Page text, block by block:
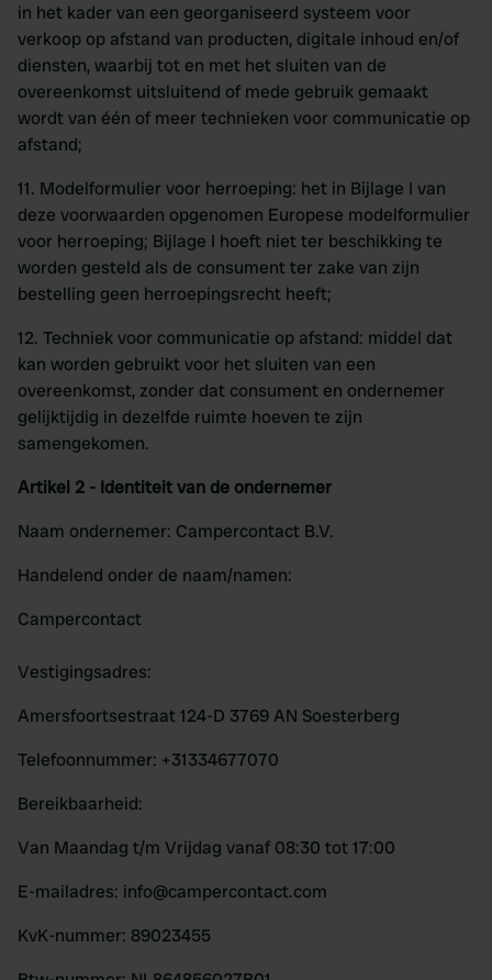
in het kader van een georganiseerd systeem voor
verkoop op afstand van producten, digitale inhoud en/of
diensten, waarbij tot en met het sluiten van de
overeenkomst uitsluitend of mede gebruik gemaakt
wordt van één of meer technieken voor communicatie op
afstand;
11. Modelformulier voor herroeping: het in Bijlage I van
deze voorwaarden opgenomen Europese modelformulier
voor herroeping; Bijlage I hoeft niet ter beschikking te
worden gesteld als de consument ter zake van zijn
bestelling geen herroepingsrecht heeft;
12. Techniek voor communicatie op afstand: middel dat
kan worden gebruikt voor het sluiten van een
overeenkomst, zonder dat consument en ondernemer
gelijktijdig in dezelfde ruimte hoeven te zijn
samengekomen.
Artikel 2 - Identiteit van de ondernemer
Naam ondernemer: Campercontact B.V.
Handelend onder de naam/namen:
Campercontact
Vestigingsadres:
Amersfoortsestraat 124-D 3769 AN Soesterberg
Telefoonnummer: +31334677070
Bereikbaarheid:
Van Maandag t/m Vrijdag vanaf 08:30 tot 17:00
E-mailadres: info@campercontact.com
KvK-nummer: 89023455